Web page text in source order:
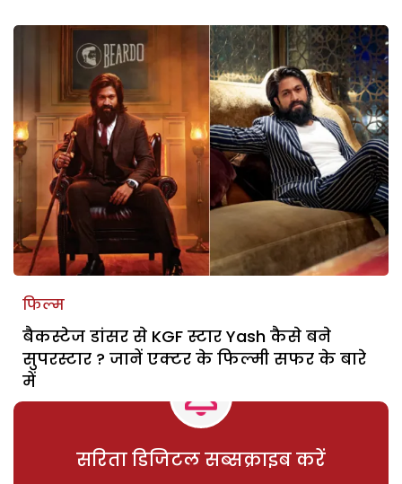
फिल्म
बैकस्टेज डांसर से KGF स्टार Yash कैसे बने
सुपरस्टार ? जानें एक्टर के फिल्मी सफर के बारे
में
सरिता डिजिटल सब्सक्राइब करें